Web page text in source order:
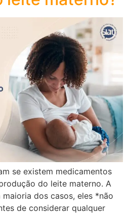
se existem medicamentos
do leite materno. A
dos casos, eles *não
de considerar qualquer